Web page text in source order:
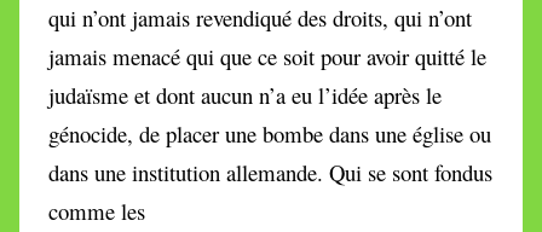
qui n’ont jamais revendiqué des droits, qui n’ont
jamais menacé qui que ce soit pour avoir quitté le
judaïsme et dont aucun n’a eu l’idée après le
génocide, de placer une bombe dans une église ou
dans une institution allemande. Qui se sont fondus
comme les